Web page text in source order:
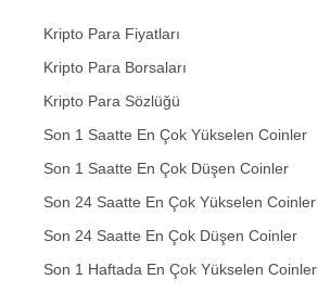
Kripto Para Fiyatları
Kripto Para Borsaları
Kripto Para Sözlüğü
Son 1 Saatte En Çok Yükselen Coinler
Son 1 Saatte En Çok Düşen Coinler
Son 24 Saatte En Çok Yükselen Coinler
Son 24 Saatte En Çok Düşen Coinler
Son 1 Haftada En Çok Yükselen Coinler